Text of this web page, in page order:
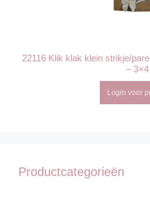
22116 Klik klak klein strikje/
– 3×4
Login voor
Productcategorieën